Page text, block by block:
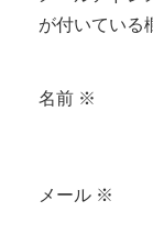
が付いている
名前 ※
メール ※